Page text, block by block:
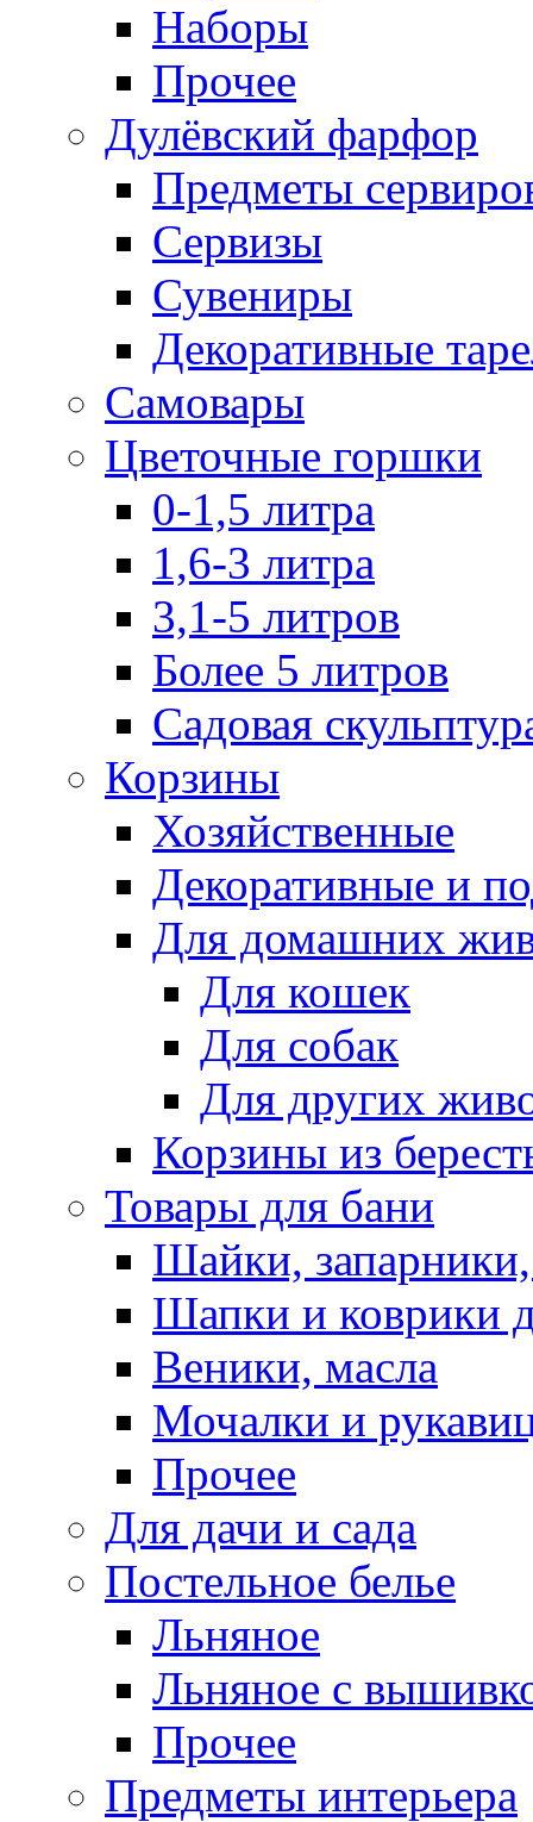
Наборы
Прочее
Дулёвский фарфор
Предметы
Сервизы
Сувениры
Декоративные
Самовары
Цветочные горшки
0-1,5 литра
1,6-3 литра
3,1-5 литров
Более 5 литров
Садовая
Корзины
Хозяйственные
Декоративные и
Для домашних
Для кошек
Для собак
Для других
Корзины из
Товары для бани
Шайки,
Шапки и коврики
Веники, масла
Мочалки и
Прочее
Для дачи и сада
Постельное белье
Льняное
Льняное с
Прочее
Предметы интерьера